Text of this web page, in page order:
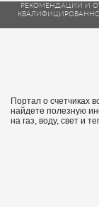
РЕКОМЕНДАЦИИ И
Портал о счетчиках
найдете полезную
на газ, воду, свет и